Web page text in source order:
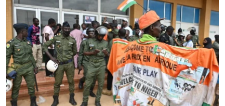
ကျော်
ကြည့်
ပင်မ
အ
ညွန်း
စာမျက်နှာ
သို့
အမေရိကန်သုံးအီဒီယံ
မကြေးမုံရဲ့ အင်္ဂလိပ်စာ
ရုပ်ရှင်ထဲက အင်္ဂလိပ်စာ
သုတပဒေသာ အင်္ဂလိပ်စာ
အပတ်စဉ်ကဏ္ဍများ
ရေဒီယို
တီဗွီ
ရေဒီယိုနှင့်ရုပ်သံ အချက်အလက်များ
ရေဒီယို/တီဗွီအစီအစဉ်
Learning English
ဗွီအိုအေ လူမှုကွန်ယက်များ